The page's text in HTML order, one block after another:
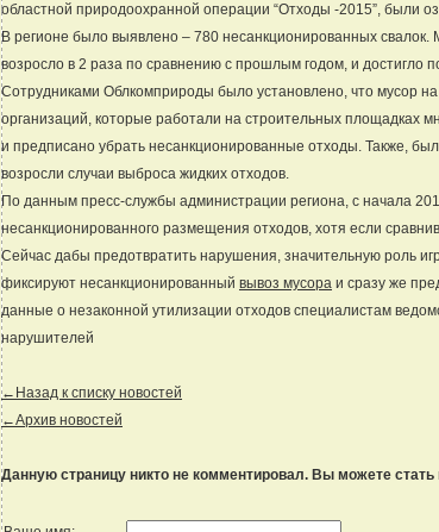
областной природоохранной операции “Отходы -2015”,
В регионе было выявлено – 780 несанкционированных свалок.
возросло в 2 раза по сравнению с прошлым годом, и достигло
Сотрудниками Облкомприроды было установлено, что мусор
организаций, которые работали на строительных площадках
и предписано убрать несанкционированные отходы. Также,
возросли случаи выброса жидких отходов.
По данным пресс-службы администрации региона, с начала
несанкционированного размещения отходов, хотя если
Сейчас дабы предотвратить нарушения, значительную роль
фиксируют несанкционированный вывоз мусора и сразу же
данные о незаконной утилизации отходов специалистам
нарушителей
←Назад к списку новостей
←Архив новостей
Данную страницу никто не комментировал. Вы можете